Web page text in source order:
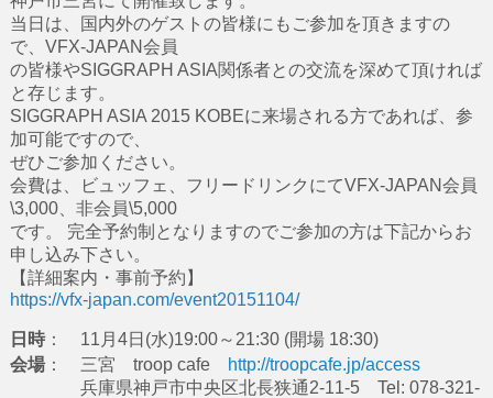
当日は、国内外のゲストの皆様にもご参加を頂きますの
で、VFX-JAPAN会員
の皆様やSIGGRAPH ASIA関係者との交流を深めて頂ければ
と存じます。
SIGGRAPH ASIA 2015 KOBEに来場される方であれば、参
加可能ですので、
ぜひご参加ください。
会費は、ビュッフェ、フリードリンクにてVFX-JAPAN会員
\3,000、非会員\5,000
です。 完全予約制となりますのでご参加の方は下記からお
申し込み下さい。
【詳細案内・事前予約】
https://vfx-japan.com/event20151104/
日時： 11月4日(水)19:00～21:30 (開場 18:30)
会場： 三宮 troop cafe
http://troopcafe.jp/access
兵庫県神戸市中央区北長狭通2-11-5 Tel: 078-321-